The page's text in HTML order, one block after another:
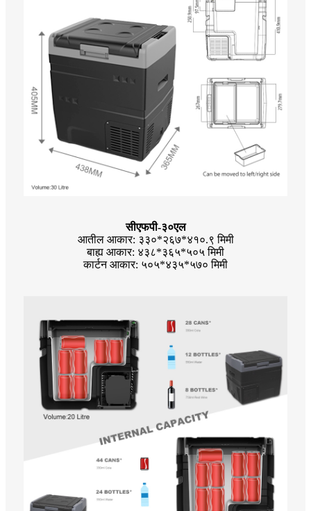
सीएफपी-३०एल
आतील आकार: ३३०*२६७*४१०.९ मिमी
बाह्य आकार: ४३८*३६५*५०५ मिमी
कार्टन आकार: ५०५*४३५*५७० मिमी